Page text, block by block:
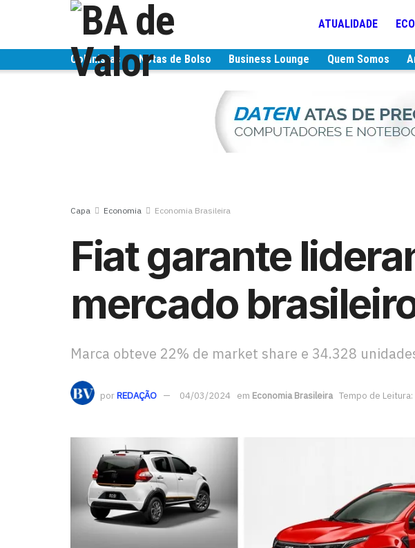
ATUALIDADE
Colunistas Notas de Bolso Business Lounge Quem Somos
Capa Economia Economia Brasileira
Fiat garante
mercado
Marca obteve 22% de market share e 34.328
porREDAÇÃO 04/03/2024 em Economia Brasileira Tempo de